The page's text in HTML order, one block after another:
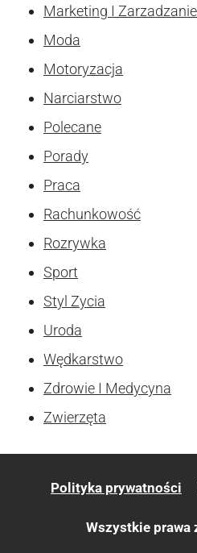
Marketing I Zarzadzanie
Moda
Motoryzacja
Narciarstwo
Polecane
Porady
Praca
Rachunkowość
Rozrywka
Sport
Styl Zycia
Uroda
Wędkarstwo
Zdrowie I Medycyna
Zwierzęta
Polityka prywatności
Wszystkie prawa